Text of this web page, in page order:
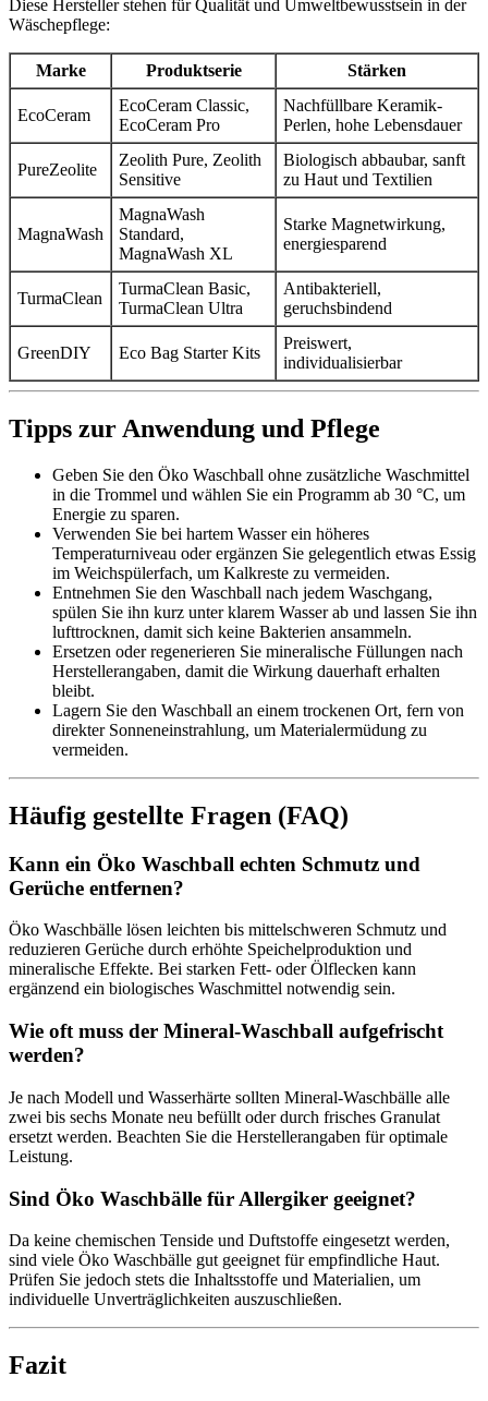
Diese Hersteller stehen für Qualität und Umweltbewusstsein in der
Wäschepflege:
Marke Produktserie Stärken
EcoCeram
EcoCeram Classic,
EcoCeram Pro
Nachfüllbare Keramik-
Perlen, hohe Lebensdauer
PureZeolite
Zeolith Pure, Zeolith
Sensitive
Biologisch abbaubar, sanft
zu Haut und Textilien
MagnaWash
MagnaWash
Standard,
MagnaWash XL
Starke Magnetwirkung,
energiesparend
TurmaClean
TurmaClean Basic,
TurmaClean Ultra
Antibakteriell,
geruchsbindend
GreenDIY Eco Bag Starter Kits
Preiswert,
individualisierbar
Tipps zur Anwendung und Pflege
Geben Sie den Öko Waschball ohne zusätzliche Waschmittel
in die Trommel und wählen Sie ein Programm ab 30 °C, um
Energie zu sparen.
Verwenden Sie bei hartem Wasser ein höheres
Temperaturniveau oder ergänzen Sie gelegentlich etwas Essig
im Weichspülerfach, um Kalkreste zu vermeiden.
Entnehmen Sie den Waschball nach jedem Waschgang,
spülen Sie ihn kurz unter klarem Wasser ab und lassen Sie ihn
lufttrocknen, damit sich keine Bakterien ansammeln.
Ersetzen oder regenerieren Sie mineralische Füllungen nach
Herstellerangaben, damit die Wirkung dauerhaft erhalten
bleibt.
Lagern Sie den Waschball an einem trockenen Ort, fern von
direkter Sonneneinstrahlung, um Materialermüdung zu
vermeiden.
Häufig gestellte Fragen (FAQ)
Kann ein Öko Waschball echten Schmutz und
Gerüche entfernen?
Öko Waschbälle lösen leichten bis mittelschweren Schmutz und
reduzieren Gerüche durch erhöhte Speichelproduktion und
mineralische Effekte. Bei starken Fett- oder Ölflecken kann
ergänzend ein biologisches Waschmittel notwendig sein.
Wie oft muss der Mineral-Waschball aufgefrischt
werden?
Je nach Modell und Wasserhärte sollten Mineral-Waschbälle alle
zwei bis sechs Monate neu befüllt oder durch frisches Granulat
ersetzt werden. Beachten Sie die Herstellerangaben für optimale
Leistung.
Sind Öko Waschbälle für Allergiker geeignet?
Da keine chemischen Tenside und Duftstoffe eingesetzt werden,
sind viele Öko Waschbälle gut geeignet für empfindliche Haut.
Prüfen Sie jedoch stets die Inhaltsstoffe und Materialien, um
individuelle Unverträglichkeiten auszuschließen.
Fazit